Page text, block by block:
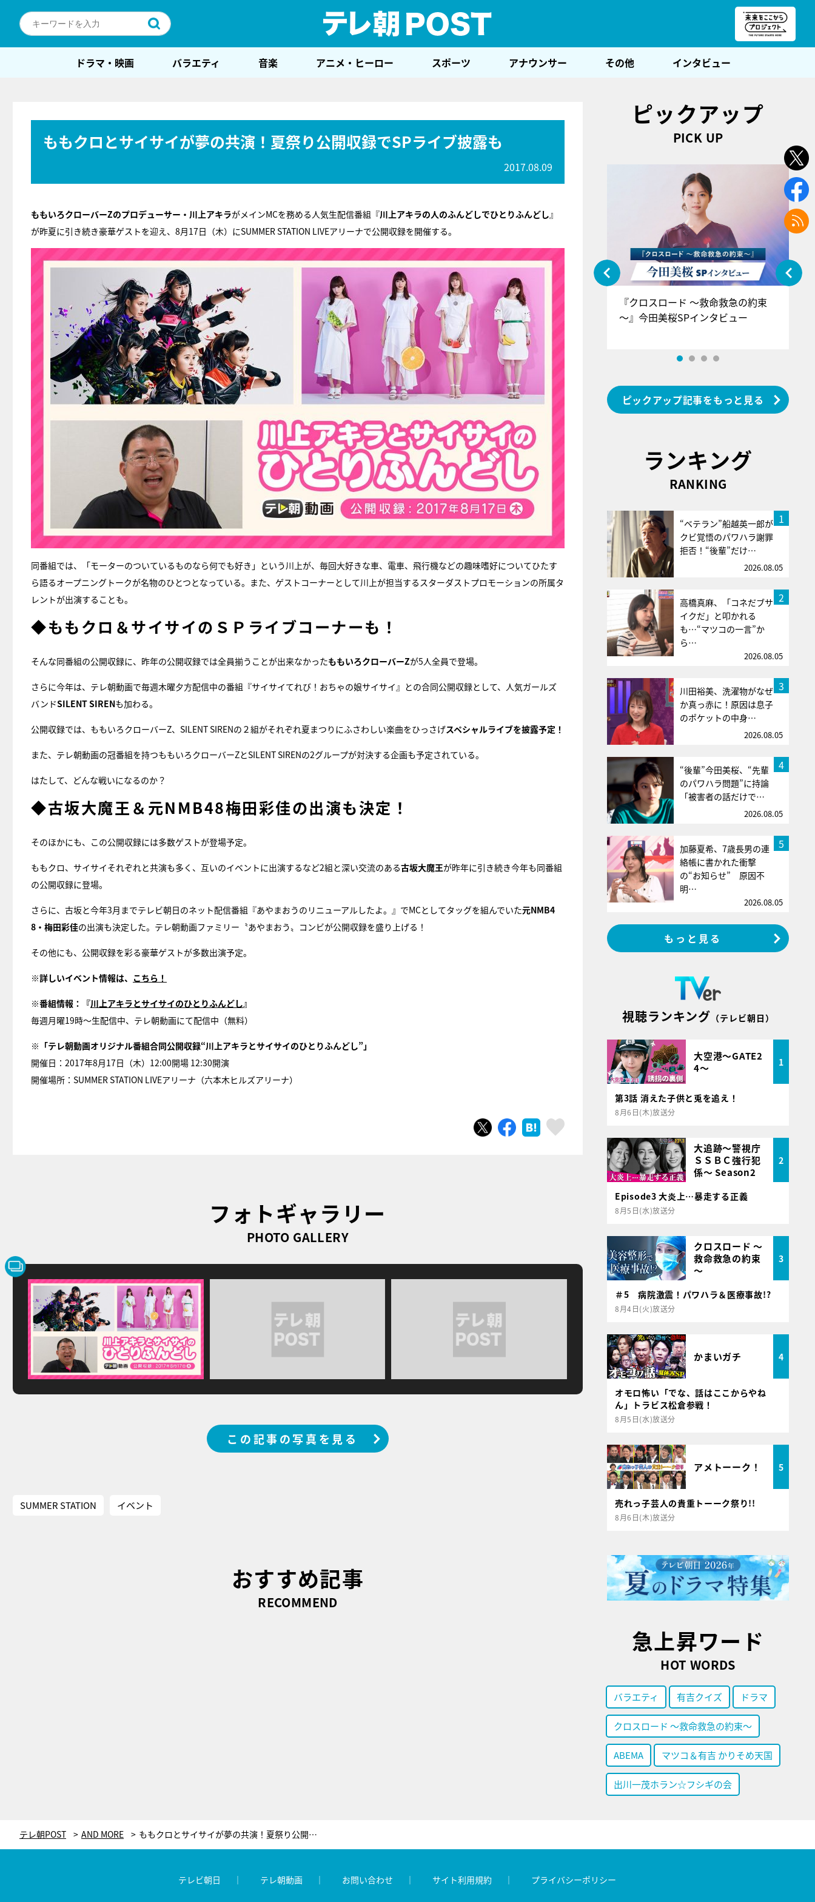
ドラマ・映画 バラエティ 音楽 アニメ・ヒーロー スポーツ アナウンサー その他 インタビュー
ももクロとサイサイが夢の共演！夏祭り公開収録でSPライブ披露も
2017.08.09
ももいろクローバーZのプロデューサー・川上アキラがメインMCを務める人気生配信番組『川上アキラの人のふんどしでひとりふんどし』
が昨夏に引き続き豪華ゲストを迎え、8月17日（木）にSUMMER STATION LIVEアリーナで公開収録を開催する。
同番組では、「モーターのついているものなら何でも好き」という川上が、毎回大好きな車、電車、飛行機などの趣味嗜好についてひたす
ら語るオープニングトークが名物のひとつとなっている。また、ゲストコーナーとして川上が担当するスターダストプロモーションの所属タ
レントが出演することも。
◆ももクロ＆サイサイのＳＰライブコーナーも！
そんな同番組の公開収録に、昨年の公開収録では全員揃うことが出来なかったももいろクローバーZが5人全員で登場。
さらに今年は、テレ朝動画で毎週木曜夕方配信中の番組『サイサイてれび！おちゃの娘サイサイ』との合同公開収録として、人気ガールズ
バンドSILENT SIRENも加わる。
公開収録では、ももいろクローバーZ、SILENT SIRENの２組がそれぞれ夏まつりにふさわしい楽曲をひっさげスペシャルライブを披露予定！
また、テレ朝動画の冠番組を持つももいろクローバーZとSILENT SIRENの2グループが対決する企画も予定されている。
はたして、どんな戦いになるのか？
◆古坂大魔王＆元NMB48梅田彩佳の出演も決定！
そのほかにも、この公開収録には多数ゲストが登場予定。
ももクロ、サイサイそれぞれと共演も多く、互いのイベントに出演するなど2組と深い交流のある古坂大魔王が昨年に引き続き今年も同番組
の公開収録に登場。
さらに、古坂と今年3月までテレビ朝日のネット配信番組『あやまおうのリニューアルしたよ。』でMCとしてタッグを組んでいた元NMB4
8・梅田彩佳の出演も決定した。テレ朝動画ファミリー〝あやまおう〟コンビが公開収録を盛り上げる！
その他にも、公開収録を彩る豪華ゲストが多数出演予定。
※詳しいイベント情報は、 こちら！
※番組情報：『川上アキラとサイサイのひとりふんどし』
毎週月曜19時～生配信中、テレ朝動画にて配信中（無料）
※「テレ朝動画オリジナル番組合同公開収録“川上アキラとサイサイのひとりふんどし”」
開催日：2017年8月17日（木）12:00開場 12:30開演
開催場所：SUMMER STATION LIVEアリーナ（六本木ヒルズアリーナ）
ツイートシェア はてブ
フォトギャラリー
PHOTO GALLERY
この記事の写真を見る
SUMMER STATION イベント
おすすめ記事
RECOMMEND
ピックアップ
PICK UP
『アイ＝ラブ！げーみんぐ』＝LOV
E齋藤樹愛羅＆佐々木舞香SPインタ
ビュー
『クロスロード ～救命救急の約束
～』今田美桜SPインタビュー
ピックアップ記事をもっと見る
ランキング
RANKING
1
“ベテラン”船越英一郎が
クビ覚悟のパワハラ謝罪
拒否！“後輩”だけ…
2026.08.05
2
高橋真麻、「コネだブサ
イクだ」と叩かれる
も…“マツコの一言”か
ら…
2026.08.05
3
川田裕美、洗濯物がなぜ
か真っ赤に！原因は息子
のポケットの中身…
2026.08.05
4
“後輩”今田美桜、“先輩
のパワハラ問題”に持論
「被害者の話だけで…
2026.08.05
5
加藤夏希、7歳長男の連
絡帳に書かれた衝撃
の“お知らせ” 原因不
明…
2026.08.05
もっと見る
視聴ランキング （テレビ朝日）
大空港～GATE2
4～
1
第3話 消えた子供と兎を追え！
8月6日(木)放送分
大追跡～警視庁
ＳＳＢＣ強行犯
係～ Season2
2
Episode3 大炎上…暴走する正義
8月5日(水)放送分
クロスロード ～
救命救急の約束
～
3
＃5 病院激震！パワハラ＆医療事故!?
8月4日(火)放送分
かまいガチ 4
オモロ怖い「でな、話はここからやね
ん」トラビス松倉参戦！
8月5日(水)放送分
アメトーーク！ 5
売れっ子芸人の貴重トーーク祭り!!
8月6日(木)放送分
急上昇ワード
HOT WORDS
バラエティ 有吉クイズ ドラマ
クロスロード ～救命救急の約束～
ABEMA マツコ＆有吉 かりそめ天国
出川一茂ホラン☆フシギの会
テレ朝POST AND MORE ももクロとサイサイが夢の共演！夏祭り公開収録でSPライブ披露も
テレビ朝日 テレ朝動画 お問い合わせ サイト利用規約 プライバシーポリシー